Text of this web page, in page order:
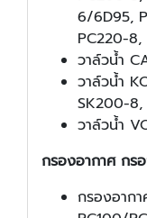
6/6D95,
PC220-
วาล์วน้ำ
วาล์วน้ำ
SK200-
วาล์วน้ำ
กรองอากาศ กร
กรองอาก